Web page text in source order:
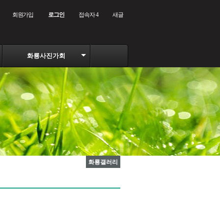
회원가입 로그인 접속자 4 새글
화룡사진가회
화룡갤러리